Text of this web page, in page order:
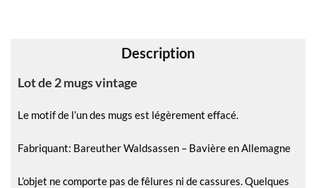
:
Description
Lot de 2 mugs vintage
Le motif de l’un des mugs est légèrement effacé.
Fabriquant: Bareuther Waldsassen – Bavière en Allemagne
L’objet ne comporte pas de fêlures ni de cassures. Quelques